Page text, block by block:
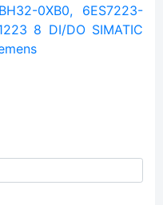
0XB0, 6ES7223-
8 DI/DO SIMATIC